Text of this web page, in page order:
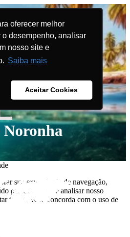
oferecer melhor
desempenho, analisar
nosso site e
Saiba mais
Aceitar Cookies
Noronha
sua experiência de navegação,
personalizado e analisar nosso
tudo", você concorda com o uso de